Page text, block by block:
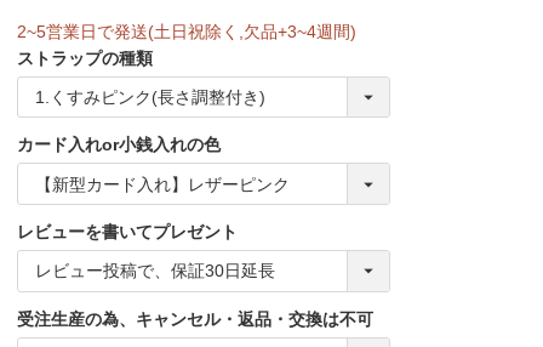
2~5営業日で発送(土日祝除く,欠品+3~4週間)
ストラップの種類
カード入れor小銭入れの色
レビューを書いてプレゼント
受注生産の為、キャンセル・返品・交換は不可